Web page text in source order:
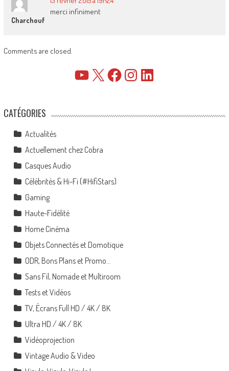
Charchouf
merci infiniment
Comments are closed.
YouTube FacebookInstagramLinkedIn
CATÉGORIES
Actualités
Actuellement chez Cobra
Casques Audio
Célébrités & Hi-Fi (#HifiStars)
Gaming
Haute-Fidélité
Home Cinéma
Objets Connectés et Domotique
ODR, Bons Plans et Promo…
Sans Fil, Nomade et Multiroom
Tests et Vidéos
TV, Écrans Full HD / 4K / 8K
Ultra HD / 4K / 8K
Vidéoprojection
Vintage Audio & Video